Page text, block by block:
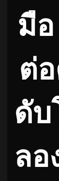
มือ
ต่
ดับ
ลอ